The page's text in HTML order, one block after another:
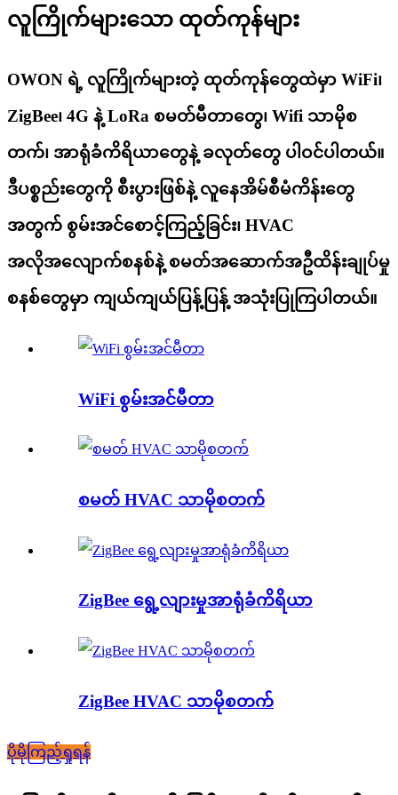
လူကြိုက်များသော ထုတ်ကုန်များ
OWON ရဲ့ လူကြိုက်များတဲ့ ထုတ်ကုန်တွေထဲမှာ WiFi၊
ZigBee၊ 4G နဲ့ LoRa စမတ်မီတာတွေ၊ Wifi သာမိုစ
တက်၊ အာရုံခံကိရိယာတွေနဲ့ ခလုတ်တွေ ပါဝင်ပါတယ်။
ဒီပစ္စည်းတွေကို စီးပွားဖြစ်နဲ့ လူနေအိမ်စီမံကိန်းတွေ
အတွက် စွမ်းအင်စောင့်ကြည့်ခြင်း၊ HVAC
အလိုအလျောက်စနစ်နဲ့ စမတ်အဆောက်အဦထိန်းချုပ်မှု
စနစ်တွေမှာ ကျယ်ကျယ်ပြန့်ပြန့် အသုံးပြုကြပါတယ်။
WiFi စွမ်းအင်မီတာ
စမတ် HVAC သာမိုစတက်
ZigBee ရွေ့လျားမှုအာရုံခံကိရိယာ
ZigBee HVAC သာမိုစတက်
ပိုမိုကြည့်ရှုရန်